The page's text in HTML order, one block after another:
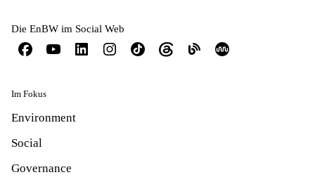
Die EnBW im Social Web
Im Fokus
Environment
Social
Governance